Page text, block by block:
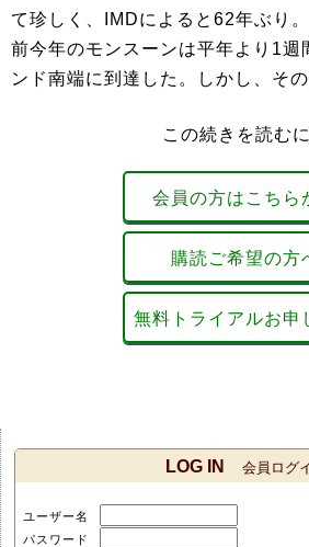
て珍しく、IMDによると62年ぶり
前今年のモンスーンは平年より1週
ンド南端に到達した。しかし、そ
この続きを読む
会員の方はこちら
購読ご希望の方
無料トライアルお申
LOG IN 会員ログ
ユーザー名
パスワード